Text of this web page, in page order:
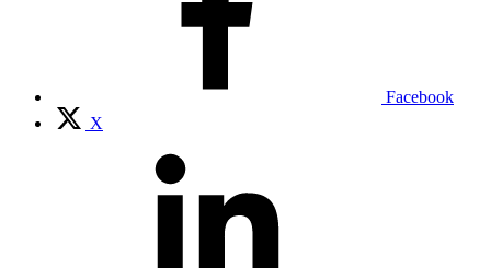
Facebook
X